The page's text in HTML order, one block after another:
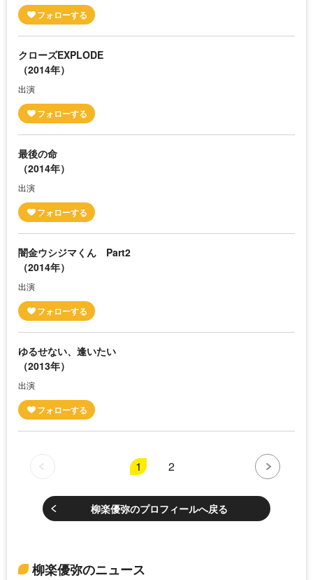
クローズEXPLODE
（2014年）
出演
最後の命
（2014年）
出演
闇金ウシジマくん Part2
（2014年）
出演
ゆるせない、逢いたい
（2013年）
出演
1 2
柳楽優弥のプロフィールへ戻る
柳楽優弥のニュース